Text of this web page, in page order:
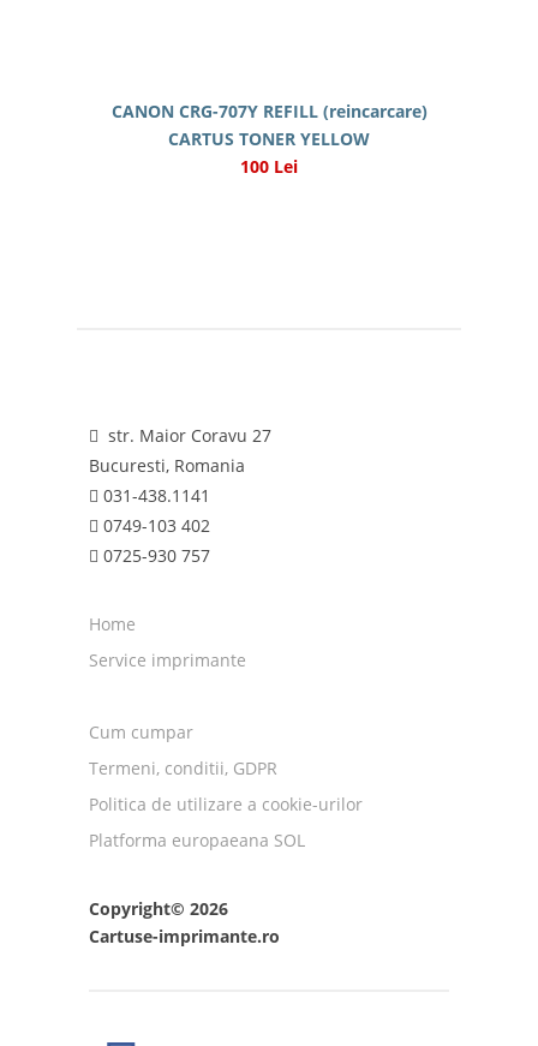
CANON CRG-707Y REFILL (reincarcare)
CARTUS TONER YELLOW
100 Lei
str. Maior Coravu 27
Bucuresti, Romania
031-438.1141
0749-103 402
0725-930 757
Home
Service imprimante
Cum cumpar
Termeni, conditii, GDPR
Politica de utilizare a cookie-urilor
Platforma europaeana SOL
Copyright© 2026
Cartuse-imprimante.ro